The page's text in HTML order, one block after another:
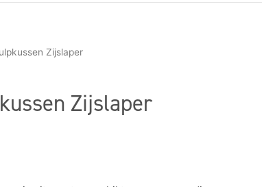
Zijslaper
Zijslaper